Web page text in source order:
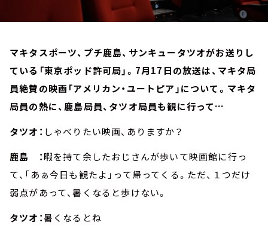
マキタスポーツ、プチ鹿島、サンキュータツオがお送りし
ている「東京ポッド許可局」。7月17日の放送は、マキタ局
員絶賛の映画「アメリカン・ユートピア」について。マキタ
局員の熱に、鹿島局員、タツオ局員も観に行って…
タツオ： しゃべりたい映画、ありますか？
鹿島 ：暇を持て余したおじさんが歩いて映画館に行っ
て、「あぁ今日も観たよ」って帰ってくる。ただ、１つだけ
弱点があって、暑くなると歩けない。
タツオ：暑くなるとね